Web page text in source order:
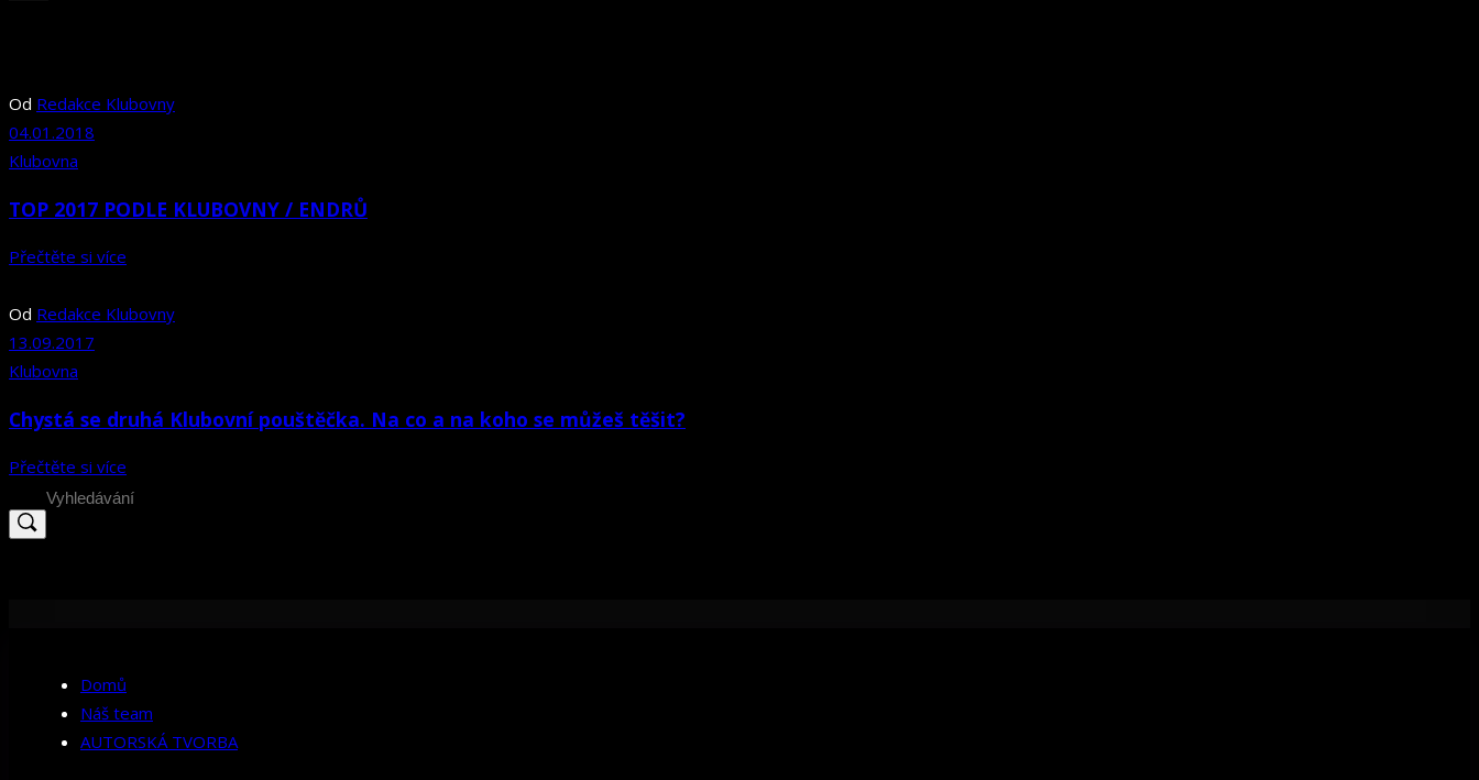
Od Redakce Klubovny
04.01.2018
Klubovna
TOP 2017 PODLE KLUBOVNY / ENDRŮ
Přečtěte si více
Od Redakce Klubovny
13.09.2017
Klubovna
Chystá se druhá Klubovní pouštěčka. Na co a na koho se můžeš těšit?
Přečtěte si více
Search
for:
Domů
Náš team
AUTORSKÁ TVORBA